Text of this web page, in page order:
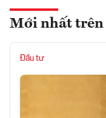
Mới nhất trên
Đầu tư